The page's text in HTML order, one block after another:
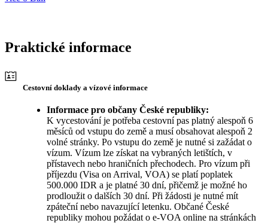
Praktické informace
Cestovní doklady a vízové informace
Informace pro občany České republiky:
K vycestování je potřeba cestovní pas platný alespoň 6
měsíců od vstupu do země a musí obsahovat alespoň 2
volné stránky. Po vstupu do země je nutné si zažádat o
vízum. Vízum lze získat na vybraných letištích, v
přístavech nebo hraničních přechodech. Pro vízum při
příjezdu (Visa on Arrival, VOA) se platí poplatek
500.000 IDR a je platné 30 dní, přičemž je možné ho
prodloužit o dalších 30 dní. Při žádosti je nutné mít
zpáteční nebo navazující letenku. Občané České
republiky mohou požádat o e-VOA online na stránkách